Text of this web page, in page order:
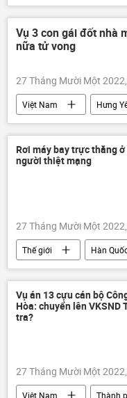
Libya Iraq
xung đột quân sự
Vụ 3 con gái đốt nhà
nữa tử vong
27 Tháng Mười Một
Việt Nam Hưng
vụ giết người
đồ
Rơi máy bay trực thăng ở
người thiệt mạng
27 Tháng Mười Một
Thế giới Hàn
cái chết
rơi máy
Máy bay trực thăng
Vụ án 13 cựu cán bộ
Hòa: chuyển lên VKSND
tra?
27 Tháng Mười Một
Việt Nam
Thành